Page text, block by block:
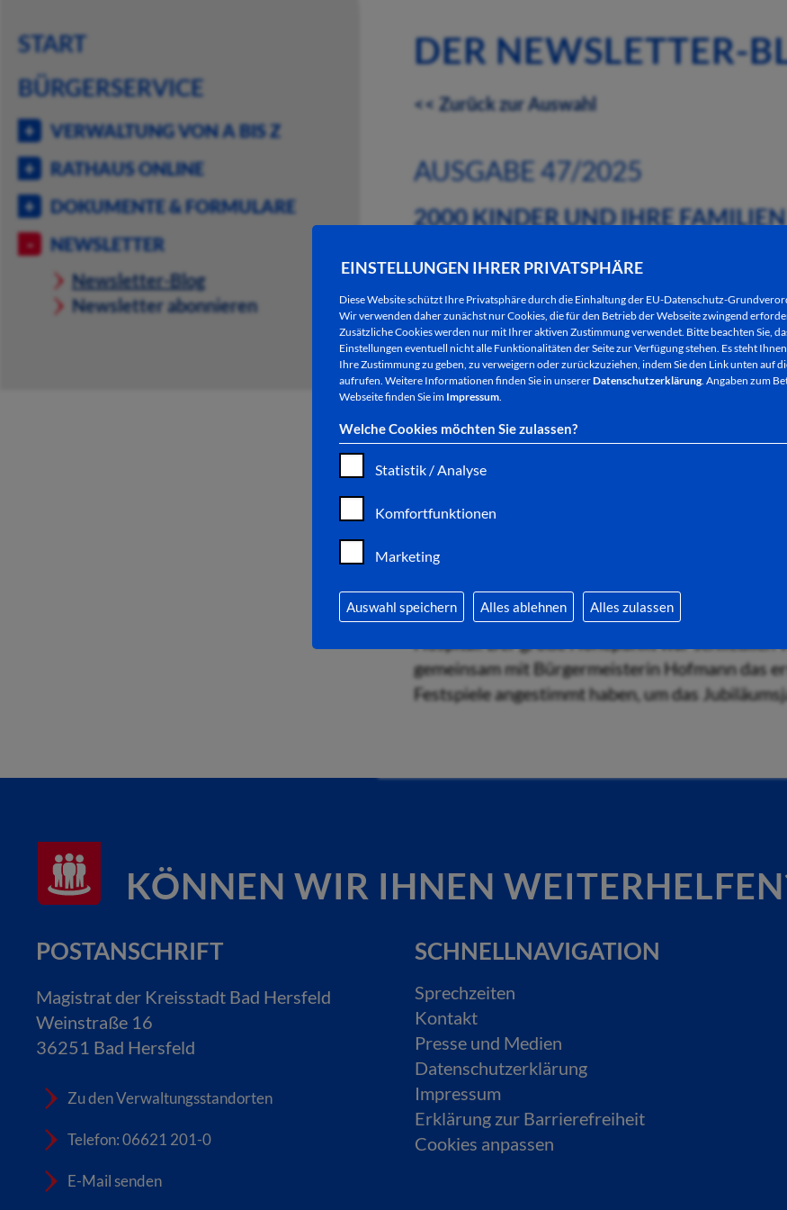
EINSTELLUNGEN IHRER PRIVATSPHÄRE
Diese Website schützt Ihre Privatsphäre durch die Einhaltung der EU-Datenschutz-
Wir verwenden daher zunächst nur Cookies, die für den Betrieb der Webseite zwingend
Zusätzliche Cookies werden nur mit Ihrer aktiven Zustimmung verwendet. Bitte beachten Sie,
Einstellungen eventuell nicht alle Funktionalitäten der Seite zur Verfügung stehen. Es steht
Ihre Zustimmung zu geben, zu verweigern oder zurückzuziehen, indem Sie den Link unten auf
aufrufen. Weitere Informationen finden Sie in unsererDatenschutzerklärung. Angaben zum
Webseite finden Sie im Impressum.
Welche Cookies möchten Sie zulassen?
Statistik / Analyse
Komfortfunktionen
Marketing
Auswahl speichern Alles ablehnen Alles zulassen
START
BÜRGERSERVICE
VERWALTUNG VON A BIS Z
RATHAUS ONLINE
DOKUMENTE & FORMULARE
NEWSLETTER
Newsletter-Blog
Newsletter abonnieren
DER NEWSLETTER-
<< Zurück zur Auswahl
AUSGABE 47/2025
2000 KINDER UND IHRE
20.11.2025
Vom unteren Ende der Fußgängerzone, vorbei
am Freitagabend hat sich eine lange
2000 Menschen - Kita-Kinder und ihre
Generationen beteiligt. Das Wir-Gefühl
nur in Erinnerung an St. Martin, der seinen
Es wurde gemeinsam gesungen: am
Hospital. Der große Höhepunkt war
gemeinsam mit Bürgermeisterin Hofmann das
Festspiele angestimmt haben, um das
KÖNNEN WIR IHNEN
POSTANSCHRIFT
Magistrat der Kreisstadt Bad Hersfeld
Weinstraße 16
36251 Bad Hersfeld
Zu den Verwaltungsstandorten
Telefon: 06621 201-0
E-Mail senden
SCHNELLNAVIGATION
Sprechzeiten
Kontakt
Presse und Medien
Datenschutzerklärung
Impressum
Erklärung zur Barrierefreiheit
Cookies anpassen